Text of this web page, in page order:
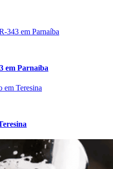
em Parnaíba